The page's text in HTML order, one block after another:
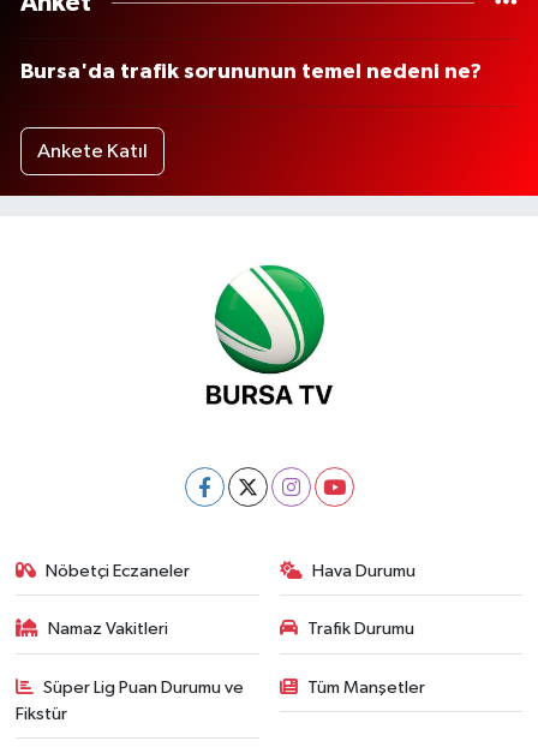
Bursa'da trafik sorununun temel nedeni ne?
Ankete Katıl
Nöbetçi Eczaneler Hava Durumu
Namaz Vakitleri Trafik Durumu
Süper Lig Puan Durumu ve
Fikstür
Tüm Manşetler